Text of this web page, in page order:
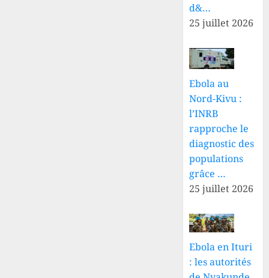
d&…
25 juillet 2026
Ebola au
Nord-Kivu :
l’INRB
rapproche le
diagnostic des
populations
grâce …
25 juillet 2026
Ebola en Ituri
: les autorités